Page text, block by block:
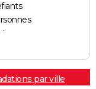
par ville